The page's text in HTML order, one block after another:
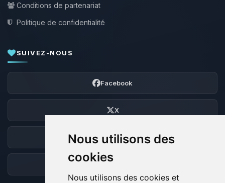
Nous utilisons des
cookies
Nous utilisons des cookies et
Conditions de partenariat
Politique de confidentialité
SUIVEZ-NOUS
Facebook
X
Discord
Forum